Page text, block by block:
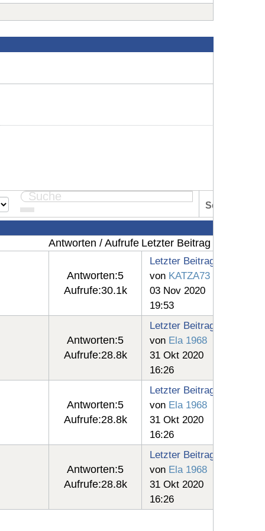
Seite:
Antworten / Aufrufe Letzter Beitrag
Antworten:5
Aufrufe:30.1k
Letzter Beitrag
von KATZA73
03 Nov 2020
19:53
Antworten:5
Aufrufe:28.8k
Letzter Beitrag
von Ela 1968
31 Okt 2020
16:26
Antworten:5
Aufrufe:28.8k
Letzter Beitrag
von Ela 1968
31 Okt 2020
16:26
Antworten:5
Aufrufe:28.8k
Letzter Beitrag
von Ela 1968
31 Okt 2020
16:26